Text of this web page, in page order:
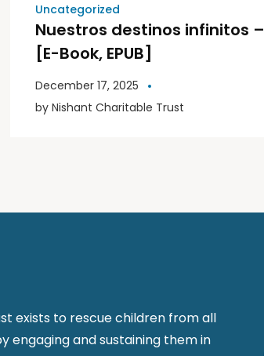
Uncategorized
Nuestros destinos infinitos –
[E-Book, EPUB]
December 17, 2025
by Nishant Charitable Trust
exists to rescue children from all
engaging and sustaining them in